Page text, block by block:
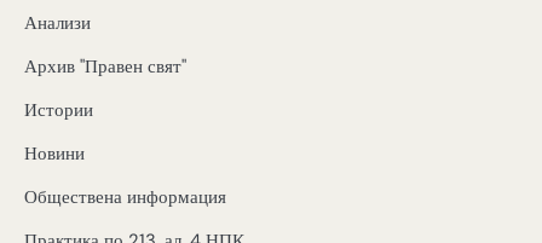
Анализи
Архив "Правен свят"
Истории
Новини
Обществена информация